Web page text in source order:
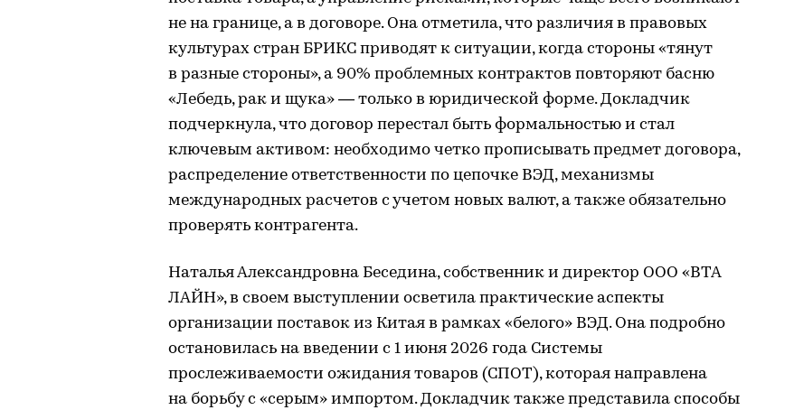
не на границе, а в договоре. Она отметила, что различия в правовых
культурах стран БРИКС приводят к ситуации, когда стороны «тянут
в разные стороны», а 90% проблемных контрактов повторяют басню
«Лебедь, рак и щука» — только в юридической форме. Докладчик
подчеркнула, что договор перестал быть формальностью и стал
ключевым активом: необходимо четко прописывать предмет договора,
распределение ответственности по цепочке ВЭД, механизмы
международных расчетов с учетом новых валют, а также обязательно
проверять контрагента.
Наталья Александровна Беседина, собственник и директор ООО «ВТА
ЛАЙН», в своем выступлении осветила практические аспекты
организации поставок из Китая в рамках «белого» ВЭД. Она подробно
остановилась на введении с 1 июня 2026 года Системы
прослеживаемости ожидания товаров (СПОТ), которая направлена
на борьбу с «серым» импортом. Докладчик также представила способы